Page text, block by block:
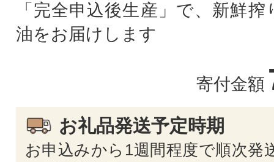
「完全申込後生産」で、新鮮
油をお届けします
寄付金額
お礼品発送予定時期
お申込みから1週間程度で順次発